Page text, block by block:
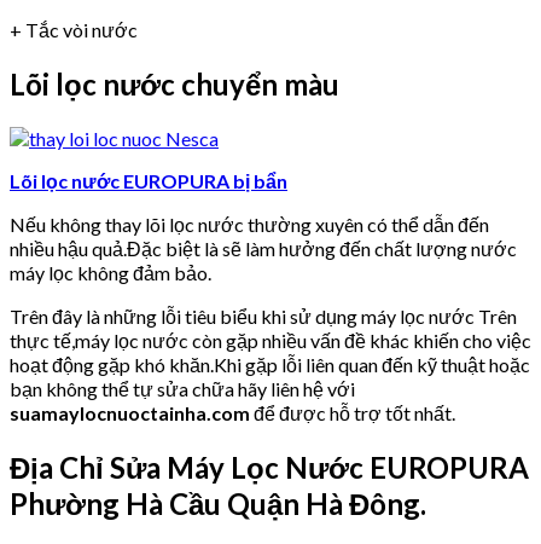
+ Tắc vòi nước
Lõi lọc nước chuyển màu
Lõi lọc nước EUROPURA bị bẩn
Nếu không thay lõi lọc nước thường xuyên có thể dẫn đến
nhiều hậu quả.Đặc biệt là sẽ làm hưởng đến chất lượng nước
máy lọc không đảm bảo.
Trên đây là những lỗi tiêu biểu khi sử dụng máy lọc nước Trên
thực tế,máy lọc nước còn gặp nhiều vấn đề khác khiến cho việc
hoạt động gặp khó khăn.Khi gặp lỗi liên quan đến kỹ thuật hoặc
bạn không thể tự sửa chữa hãy liên hệ với
suamaylocnuoctainha.com để được hỗ trợ tốt nhất.
Địa Chỉ Sửa Máy Lọc Nước EUROPURA
Phường Hà Cầu Quận Hà Đông.